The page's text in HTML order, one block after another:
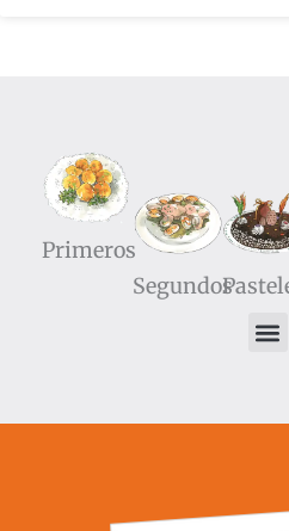
Primeros
Segundos